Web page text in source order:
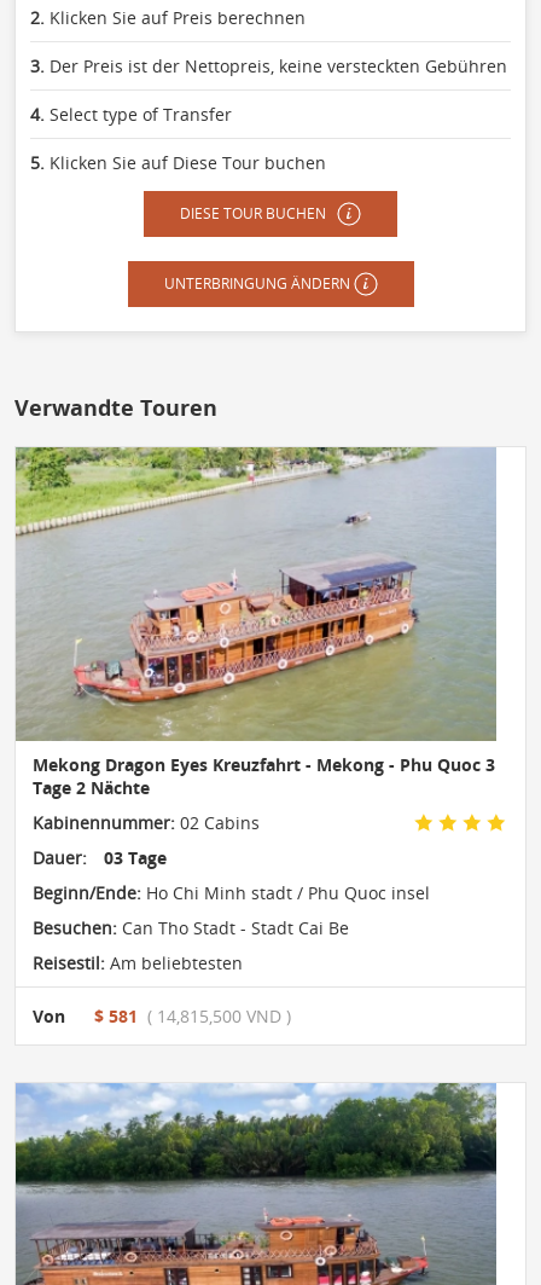
2. Klicken Sie auf Preis berechnen
3. Der Preis ist der Nettopreis, keine versteckten Gebühren
4. Select type of Transfer
5. Klicken Sie auf Diese Tour buchen
DIESE TOUR BUCHEN
UNTERBRINGUNG ÄNDERN
Verwandte Touren
Mekong Dragon Eyes Kreuzfahrt - Mekong - Phu Quoc 3
Tage 2 Nächte
Kabinennummer: 02 Cabins
Dauer:
03 Tage
Beginn/Ende: Ho Chi Minh stadt / Phu Quoc insel
Besuchen: Can Tho Stadt - Stadt Cai Be
Reisestil: Am beliebtesten
Von $ 581 ( 14,815,500 VND )